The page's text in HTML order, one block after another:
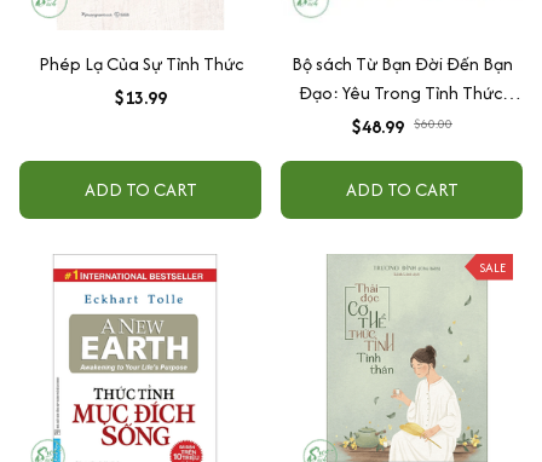
Phép Lạ Của Sự Tỉnh Thức
$13.99
ADD TO CART
Bộ sách Từ Bạn Đời Đến Bạn
Đạo: Yêu Trong Tỉnh Thức,
Kiến Tạo Gia Đình Hạnh Phúc -
$48.99 $60.00
ADD TO CART
SALE